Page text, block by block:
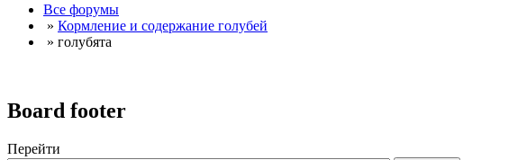
Все форумы
» Кормление и содержание голубей
» голубята
Board footer
Перейти